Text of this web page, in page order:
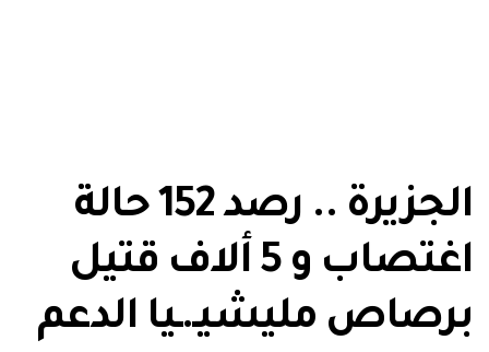
الجزيرة .. رصد 152 حالة
اغتصاب و 5 ألاف قتيل
برصاص مليشيـ.ـيا الدعم